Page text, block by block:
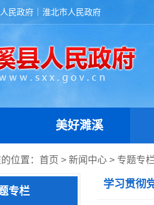
民政府 淮北市人民政府
美好濉溪
位置： 首页 > 新闻中心 > 专题专栏
专栏
学习贯彻